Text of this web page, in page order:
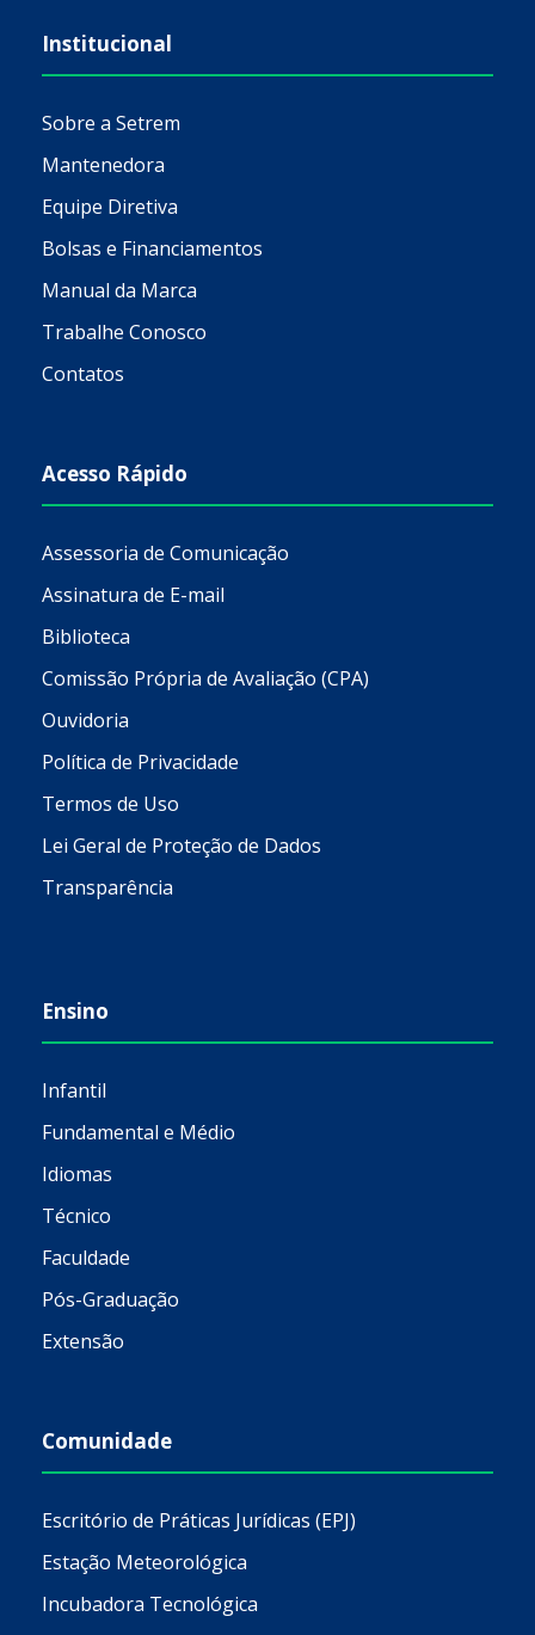
Institucional
Sobre a Setrem
Mantenedora
Equipe Diretiva
Bolsas e Financiamentos
Manual da Marca
Trabalhe Conosco
Contatos
Acesso Rápido
Assessoria de Comunicação
Assinatura de E-mail
Biblioteca
Comissão Própria de Avaliação (CPA)
Ouvidoria
Política de Privacidade
Termos de Uso
Lei Geral de Proteção de Dados
Transparência
Ensino
Infantil
Fundamental e Médio
Idiomas
Técnico
Faculdade
Pós-Graduação
Extensão
Comunidade
Escritório de Práticas Jurídicas (EPJ)
Estação Meteorológica
Incubadora Tecnológica